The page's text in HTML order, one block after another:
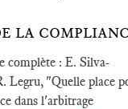
LA
complète : E. Silva-
Legru, "Quelle place
dans l'arbitrage